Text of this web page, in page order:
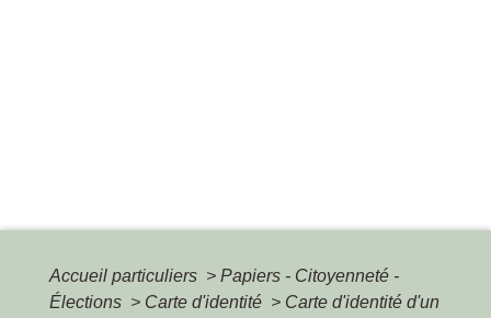
Accueil particuliers > Papiers - Citoyenneté -
Élections > Carte d'identité > Carte d'identité d'un